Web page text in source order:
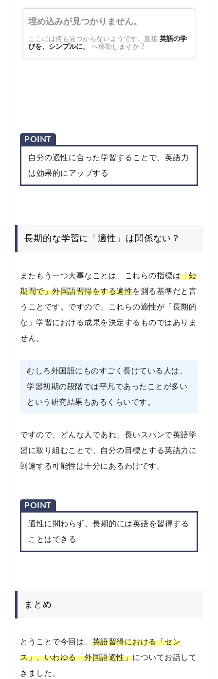
POINT
自分の適性に合った学習することで、英語力
は効果的にアップする
長期的な学習に「適性」は関係ない？
またもう一つ大事なことは、これらの指標は「短
期間で」外国語習得をする適性を測る基準だと言
うことです。ですので、これらの適性が「長期的
な」学習における成果を決定するものではありま
せん。
むしろ外国語にものすごく長けている人は、
学習初期の段階では平凡であったことが多い
という研究結果もあるくらいです。
ですので、どんな人であれ、長いスパンで英語学
習に取り組むことで、自分の目標とする英語力に
到達する可能性は十分にあるわけです。
POINT
適性に関わらず、長期的には英語を習得する
ことはできる
まとめ
とうことで今回は、 英語習得における「セン
ス」、いわゆる「外国語適性」についてお話して
きました。